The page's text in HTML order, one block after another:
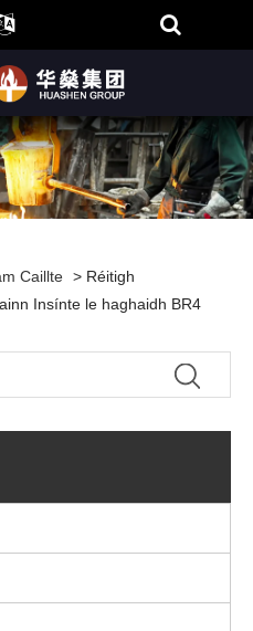
Caillte > Réitigh
Insínte le haghaidh BR4